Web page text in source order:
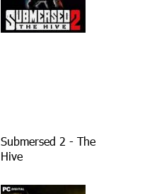
Submersed 2 - The
Hive